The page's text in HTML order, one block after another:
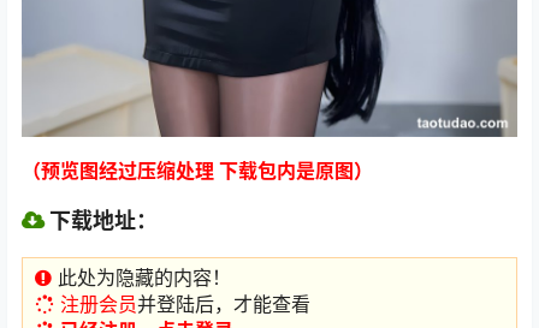
（预览图经过压缩处理 下载包内是原图）
下载地址：
此处为隐藏的内容！
注册会员并登陆后，才能查看